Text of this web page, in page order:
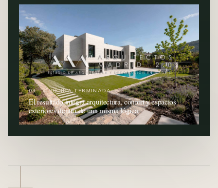
03 · VIVIENDA TERMINADA
El resultado integra arquitectura, confort y espacios
exteriores dentro de una misma lógica.